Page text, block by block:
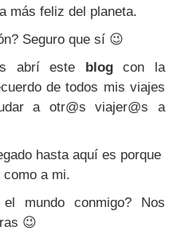
más feliz del planeta.
Seguro que sí 😉
abrí este blogcon la
de todos mis viajes
a otr@s viajer@s a
hasta aquí es porque
a mi.
mundo conmigo? Nos
😉